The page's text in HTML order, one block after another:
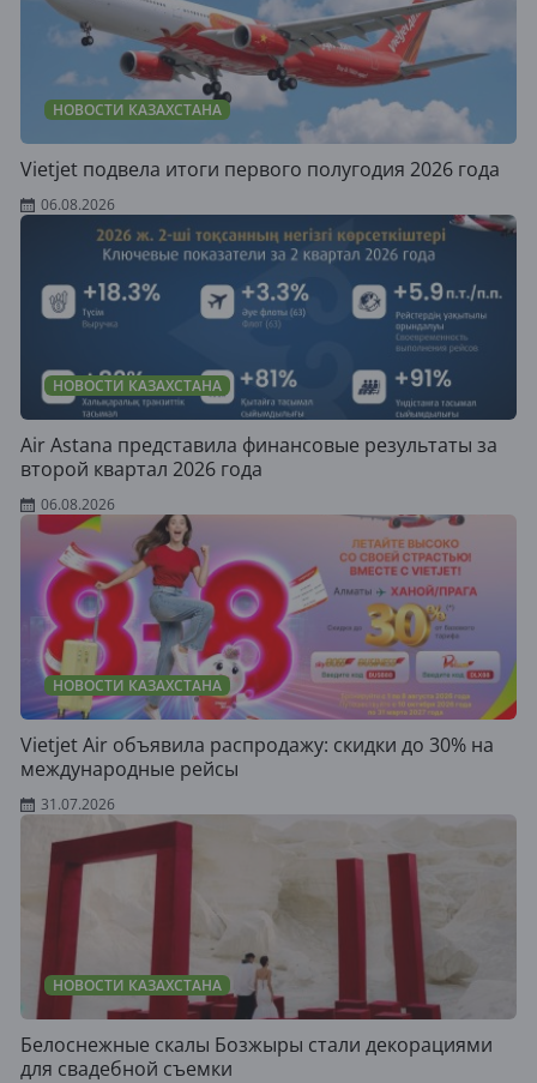
НОВОСТИ КАЗАХСТАНА
Vietjet подвела итоги первого полугодия 2026 года
06.08.2026
НОВОСТИ КАЗАХСТАНА
Air Astana представила финансовые результаты за
второй квартал 2026 года
06.08.2026
НОВОСТИ КАЗАХСТАНА
Vietjet Air объявила распродажу: скидки до 30% на
международные рейсы
31.07.2026
НОВОСТИ КАЗАХСТАНА
Белоснежные скалы Бозжыры стали декорациями
для свадебной съемки